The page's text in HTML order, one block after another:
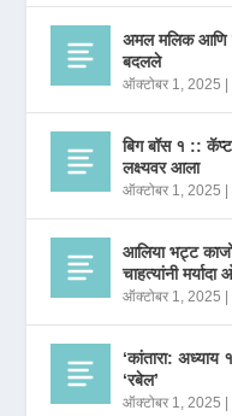
अमल मलिक आणि
बदलले
ऑक्टोबर 1, 2025
बिग बॉस १ ::
लक्ष्यवर आला
ऑक्टोबर 1, 2025
आलिया भट्ट
चाहत्यांनी
ऑक्टोबर 1, 2025
‘कांतारा: अध्याय
‘रबेल’
ऑक्टोबर 1, 2025